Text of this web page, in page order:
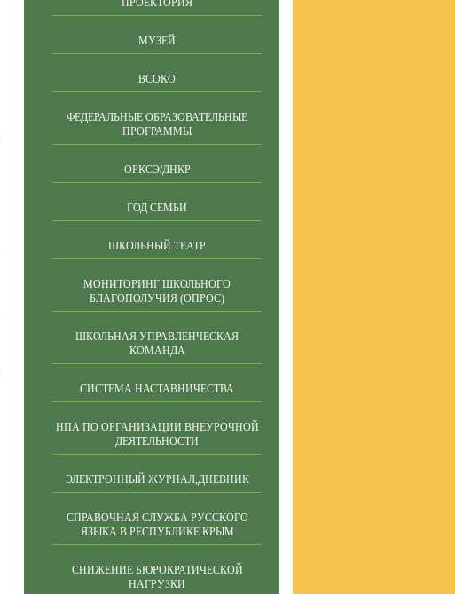
ПРОЕКТОРИЯ
МУЗЕЙ
ВСОКО
ФЕДЕРАЛЬНЫЕ ОБРАЗОВАТЕЛЬНЫЕ
ПРОГРАММЫ
ОРКСЭ/ДНКР
ГОД СЕМЬИ
ШКОЛЬНЫЙ ТЕАТР
МОНИТОРИНГ ШКОЛЬНОГО
БЛАГОПОЛУЧИЯ (ОПРОС)
ШКОЛЬНАЯ УПРАВЛЕНЧЕСКАЯ
КОМАНДА
СИСТЕМА НАСТАВНИЧЕСТВА
НПА ПО ОРГАНИЗАЦИИ ВНЕУРОЧНОЙ
ДЕЯТЕЛЬНОСТИ
ЭЛЕКТРОННЫЙ ЖУРНАЛ,ДНЕВНИК
СПРАВОЧНАЯ СЛУЖБА РУССКОГО
ЯЗЫКА В РЕСПУБЛИКЕ КРЫМ
СНИЖЕНИЕ БЮРОКРАТИЧЕСКОЙ
НАГРУЗКИ